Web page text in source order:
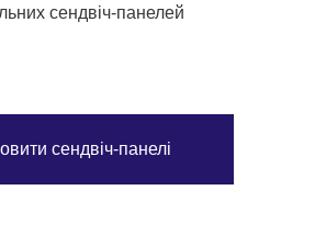
сендвіч-панелей
сендвіч-панелі